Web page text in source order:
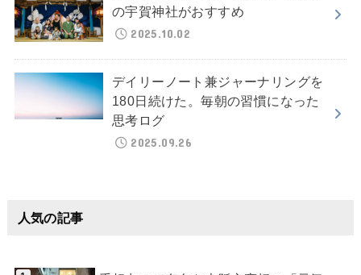
の宇賀神社がおすすめ
2025.10.02
デイリーノート兼ジャーナリングを
180日続けた。毎朝の習慣になった
思考ログ
2025.09.26
人気の記事